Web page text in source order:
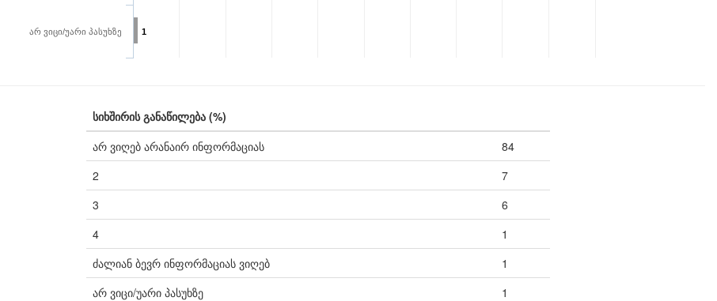
1
არ ვიცი/უარი პასუხზე
სიხშირის განაწილება (%)
არ ვიღებ არანაირ ინფორმაციას
84
2
7
3
6
4
1
ძალიან ბევრ ინფორმაციას ვიღებ
1
არ ვიცი/უარი პასუხზე
1